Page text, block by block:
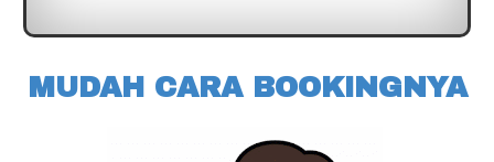
MUDAH CARA BOOKINGNYA